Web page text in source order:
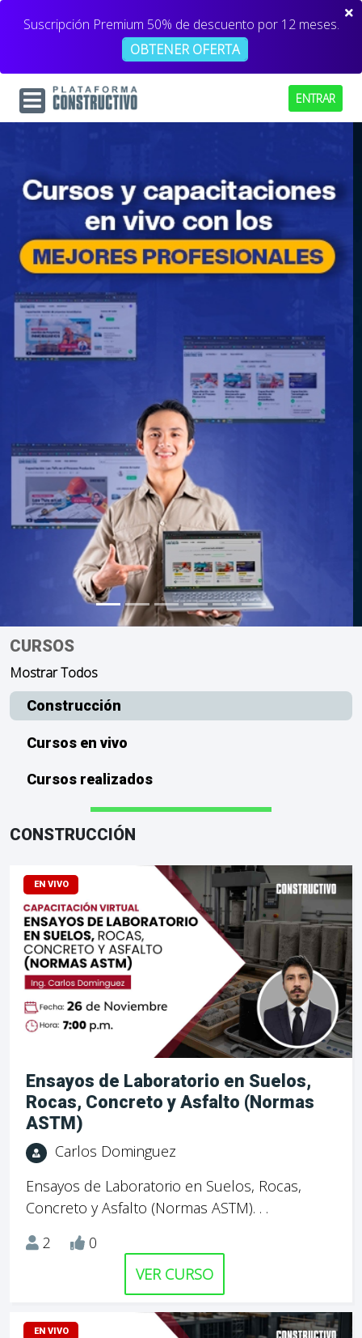
Suscripción Premium 50% de descuento por 12 meses.
OBTENER OFERTA
ENTRAR
CURSOS
Mostrar Todos
Construcción
Cursos en vivo
Cursos realizados
CONSTRUCCIÓN
EN VIVO
Ensayos de Laboratorio en Suelos,
Rocas, Concreto y Asfalto (Normas
ASTM)
Carlos Dominguez
Ensayos de Laboratorio en Suelos, Rocas,
Concreto y Asfalto (Normas ASTM). . .
2
0
VER CURSO
EN VIVO